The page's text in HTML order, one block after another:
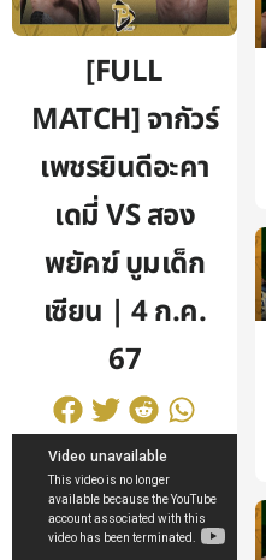
[FULL
MATCH] จากัวร์
เพชรยินดีอะคา
เดมี่ VS สอง
พยัคฆ์ บูมเด็ก
เซียน | 4 ก.ค.
67